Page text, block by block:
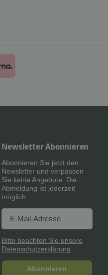
Newsletter Abonnieren
Abonnieren Sie jetzt den
Newsletter und verpassen
Sie keine Angebote. Die
Abmeldung ist jederzeit
möglich.
Newsletter Abonnieren
Newsletter Abonnieren
Bitte beachten Sie unsere
Datenschutzerklärung
Abonnieren